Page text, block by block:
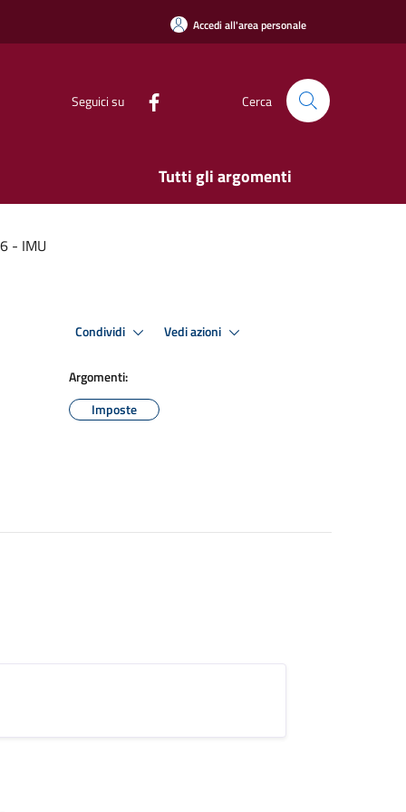
Accedi all'area personale
Seguici su Cerca
Tutti gli argomenti
- IMU
Condividi Vedi azioni
Argomenti:
Imposte